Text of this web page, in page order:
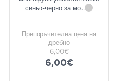
синьо-черно за мо... i
Препоръчителна цена на
дребно
6,00€
6,00€